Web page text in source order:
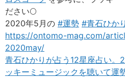
ださい🌕
‪2020年5月の #運勢 #青石ひかり
https://ontomo-mag.com/
2020may/‬
青石ひかりが占う12星座占い
ッキーミュージックを聴いて運